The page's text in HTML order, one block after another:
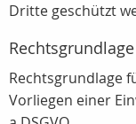
Dritte geschützt
Rechtsgrundlage
Vorliegen einer